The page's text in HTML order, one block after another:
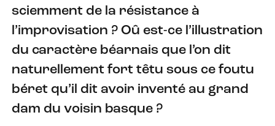
sciemment de la résistance à
l’improvisation ? Oû est-ce l’illustration
du caractère béarnais que l’on dit
naturellement fort têtu sous ce foutu
béret qu’il dit avoir inventé au grand
dam du voisin basque ?